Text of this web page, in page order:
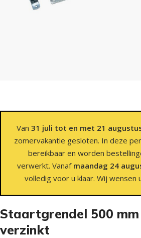
Van 31 juli tot en met 21
zomervakantie gesloten. In deze
bereikbaar en worden
verwerkt. Vanaf maandag 24
volledig voor u klaar. Wij wensen
Staartgrendel 500
verzinkt